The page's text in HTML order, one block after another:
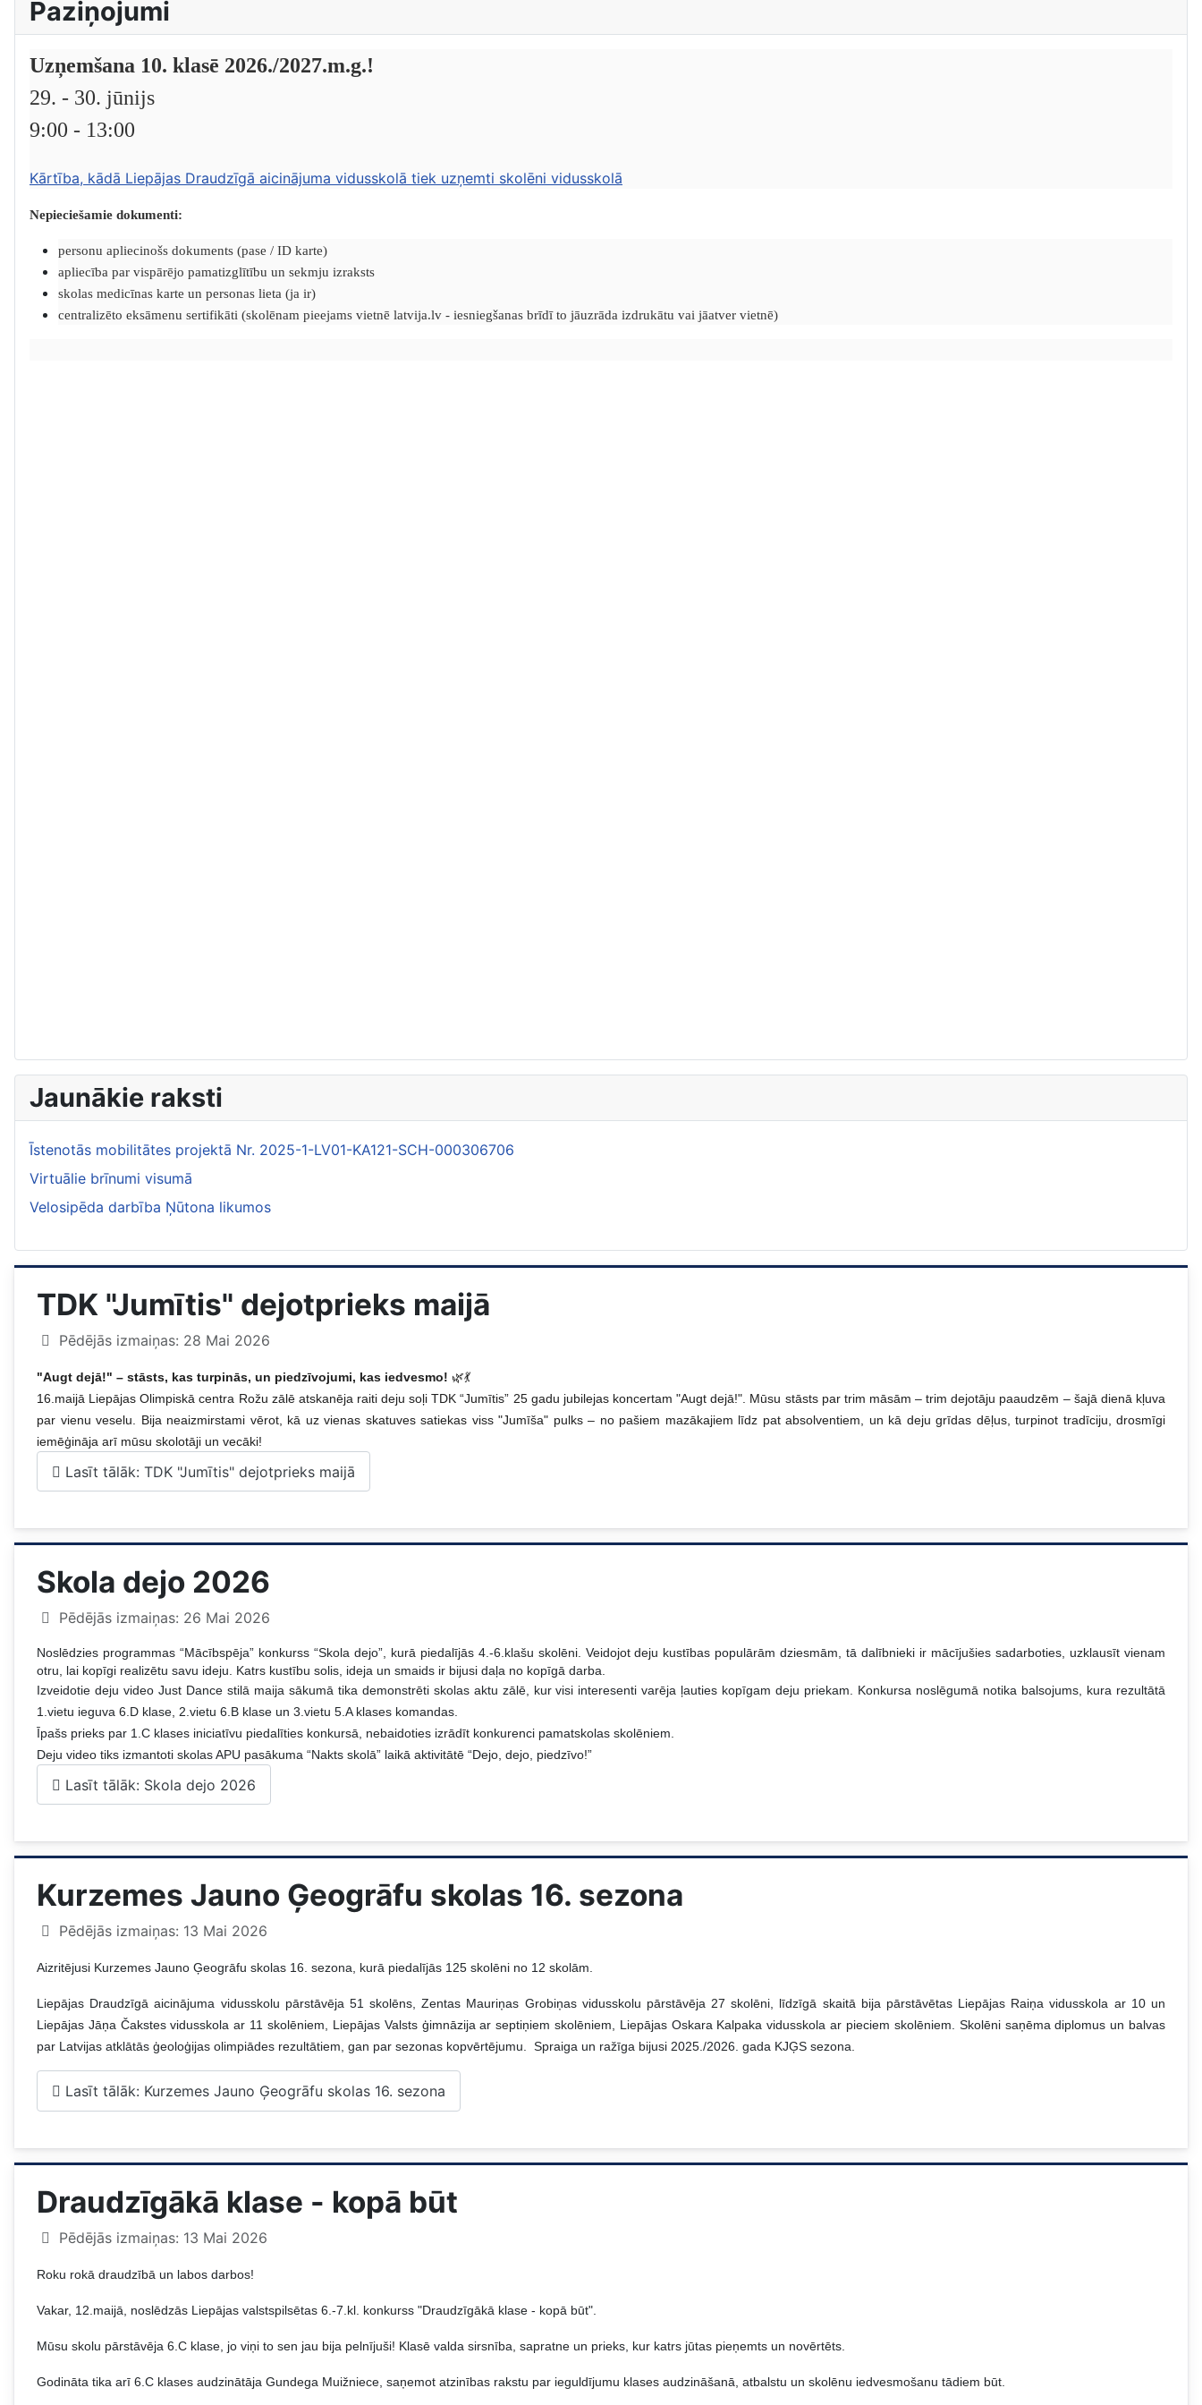
Paziņojumi
Uzņemšana 10. klasē 2026./2027.m.g.!
29. - 30. jūnijs
9:00 - 13:00
Kārtība, kādā Liepājas Draudzīgā aicinājuma vidusskolā tiek uzņemti skolēni vidusskolā
Nepieciešamie dokumenti:
personu apliecinošs dokuments (pase / ID karte)
apliecība par vispārējo pamatizglītību un sekmju izraksts
skolas medicīnas karte un personas lieta (ja ir)
centralizēto eksāmenu sertifikāti (skolēnam pieejams vietnē latvija.lv - iesniegšanas brīdī to jāuzrāda izdrukātu vai jāatver vietnē)
Jaunākie raksti
Īstenotās mobilitātes projektā Nr. 2025-1-LV01-KA121-SCH-000306706
Virtuālie brīnumi visumā
Velosipēda darbība Ņūtona likumos
TDK "Jumītis" dejotprieks maijā
Pēdējās izmaiņas: 28 Mai 2026
"Augt dejā!" – stāsts, kas turpinās, un piedzīvojumi, kas iedvesmo! 🌿💃
16.maijā Liepājas Olimpiskā centra Rožu zālē atskanēja raiti deju soļi TDK “Jumītis” 25 gadu jubilejas koncertam "Augt dejā!". Mūsu stāsts par trim māsām – trim dejotāju paaudzēm – šajā dienā kļuva
par vienu veselu. Bija neaizmirstami vērot, kā uz vienas skatuves satiekas viss "Jumīša" pulks – no pašiem mazākajiem līdz pat absolventiem, un kā deju grīdas dēļus, turpinot tradīciju, drosmīgi
iemēģināja arī mūsu skolotāji un vecāki!
Lasīt tālāk: TDK "Jumītis" dejotprieks maijā
Skola dejo 2026
Pēdējās izmaiņas: 26 Mai 2026
Noslēdzies programmas “Mācībspēja” konkurss “Skola dejo”, kurā piedalījās 4.-6.klašu skolēni. Veidojot deju kustības populārām dziesmām, tā dalībnieki ir mācījušies sadarboties, uzklausīt vienam
otru, lai kopīgi realizētu savu ideju. Katrs kustību solis, ideja un smaids ir bijusi daļa no kopīgā darba.
Izveidotie deju video Just Dance stilā maija sākumā tika demonstrēti skolas aktu zālē, kur visi interesenti varēja ļauties kopīgam deju priekam. Konkursa noslēgumā notika balsojums, kura rezultātā
1.vietu ieguva 6.D klase, 2.vietu 6.B klase un 3.vietu 5.A klases komandas.
Īpašs prieks par 1.C klases iniciatīvu piedalīties konkursā, nebaidoties izrādīt konkurenci pamatskolas skolēniem.
Deju video tiks izmantoti skolas APU pasākuma “Nakts skolā” laikā aktivitātē “Dejo, dejo, piedzīvo!”
Lasīt tālāk: Skola dejo 2026
Kurzemes Jauno Ģeogrāfu skolas 16. sezona
Pēdējās izmaiņas: 13 Mai 2026
Aizritējusi Kurzemes Jauno Ģeogrāfu skolas 16. sezona, kurā piedalījās 125 skolēni no 12 skolām.
Liepājas Draudzīgā aicinājuma vidusskolu pārstāvēja 51 skolēns, Zentas Mauriņas Grobiņas vidusskolu pārstāvēja 27 skolēni, līdzīgā skaitā bija pārstāvētas Liepājas Raiņa vidusskola ar 10 un
Liepājas Jāņa Čakstes vidusskola ar 11 skolēniem, Liepājas Valsts ģimnāzija ar septiņiem skolēniem, Liepājas Oskara Kalpaka vidusskola ar pieciem skolēniem. Skolēni saņēma diplomus un balvas
par Latvijas atklātās ģeoloģijas olimpiādes rezultātiem, gan par sezonas kopvērtējumu. Spraiga un ražīga bijusi 2025./2026. gada KJĢS sezona.
Lasīt tālāk: Kurzemes Jauno Ģeogrāfu skolas 16. sezona
Draudzīgākā klase - kopā būt
Pēdējās izmaiņas: 13 Mai 2026
Roku rokā draudzībā un labos darbos!
Vakar, 12.maijā, noslēdzās Liepājas valstspilsētas 6.-7.kl. konkurss "Draudzīgākā klase - kopā būt".
Mūsu skolu pārstāvēja 6.C klase, jo viņi to sen jau bija pelnījuši! Klasē valda sirsnība, sapratne un prieks, kur katrs jūtas pieņemts un novērtēts.
Godināta tika arī 6.C klases audzinātāja Gundega Muižniece, saņemot atzinības rakstu par ieguldījumu klases audzināšanā, atbalstu un skolēnu iedvesmošanu tādiem būt.